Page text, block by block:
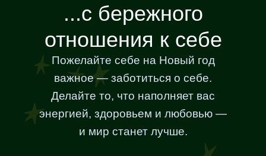
...с бережного
отношения к себе
Пожелайте себе на Новый год
важное — заботиться о себе.
Делайте то, что наполняет вас
энергией, здоровьем и любовью —
и мир станет лучше.